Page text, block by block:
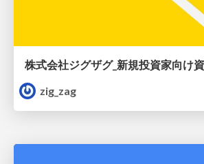
株式会社ジグザグ_新規投資家向け
zig_zag